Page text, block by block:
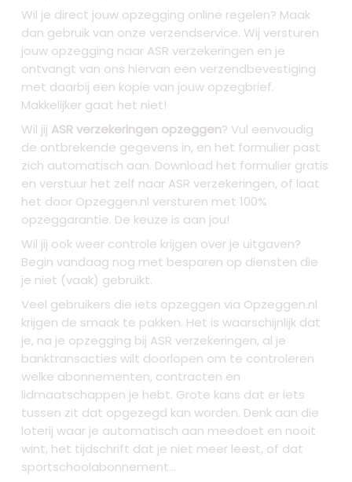
Wil je direct jouw opzegging online regelen? Maak
dan gebruik van onze verzendservice. Wij versturen
jouw opzegging naar ASR verzekeringen en je
ontvangt van ons hiervan een verzendbevestiging
met daarbij een kopie van jouw opzegbrief.
Makkelijker gaat het niet!
Wil jij ASR verzekeringen opzeggen? Vul eenvoudig
de ontbrekende gegevens in, en het formulier past
zich automatisch aan. Download het formulier gratis
en verstuur het zelf naar ASR verzekeringen, of laat
het door Opzeggen.nl versturen met 100%
opzeggarantie. De keuze is aan jou!
Wil jij ook weer controle krijgen over je uitgaven?
Begin vandaag nog met besparen op diensten die
je niet (vaak) gebruikt.
Veel gebruikers die iets opzeggen via Opzeggen.nl
krijgen de smaak te pakken. Het is waarschijnlijk dat
je, na je opzegging bij ASR verzekeringen, al je
banktransacties wilt doorlopen om te controleren
welke abonnementen, contracten en
lidmaatschappen je hebt. Grote kans dat er iets
tussen zit dat opgezegd kan worden. Denk aan die
loterij waar je automatisch aan meedoet en nooit
wint, het tijdschrift dat je niet meer leest, of dat
sportschoolabonnement...